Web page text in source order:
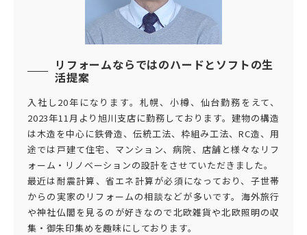
札幌フルリノベーション
中古リノベーション
DI窓
OKUリノベーション
古民家／町家
太陽光発電システム
エクステリアリフォーム
非住宅リノベーション
0120-093-033
お見積り・お問合わせ
資料請求
新着情報
リフォームならではのハードとソフトの生
活提案
入社し20年になります。札幌、小樽、仙台勤務をえて、
2023年11月より旭川支店に勤務しております。建物の構造
は木造を中心に鉄骨造、伝統工法、枠組み工法、RC造、用
途では戸建て住宅、マンション、病院、店舗と様々なリフ
ォーム・リノベーションの設計をさせていただきました。
最近は耐震計算、省エネ計算が必須になっており、子世帯
からの実家のリフォームの相談などが多いです。海外旅行
や神社仏閣を見るのが好きなので北欧雑貨や北欧照明の収
集・御朱印集めを趣味にしております。